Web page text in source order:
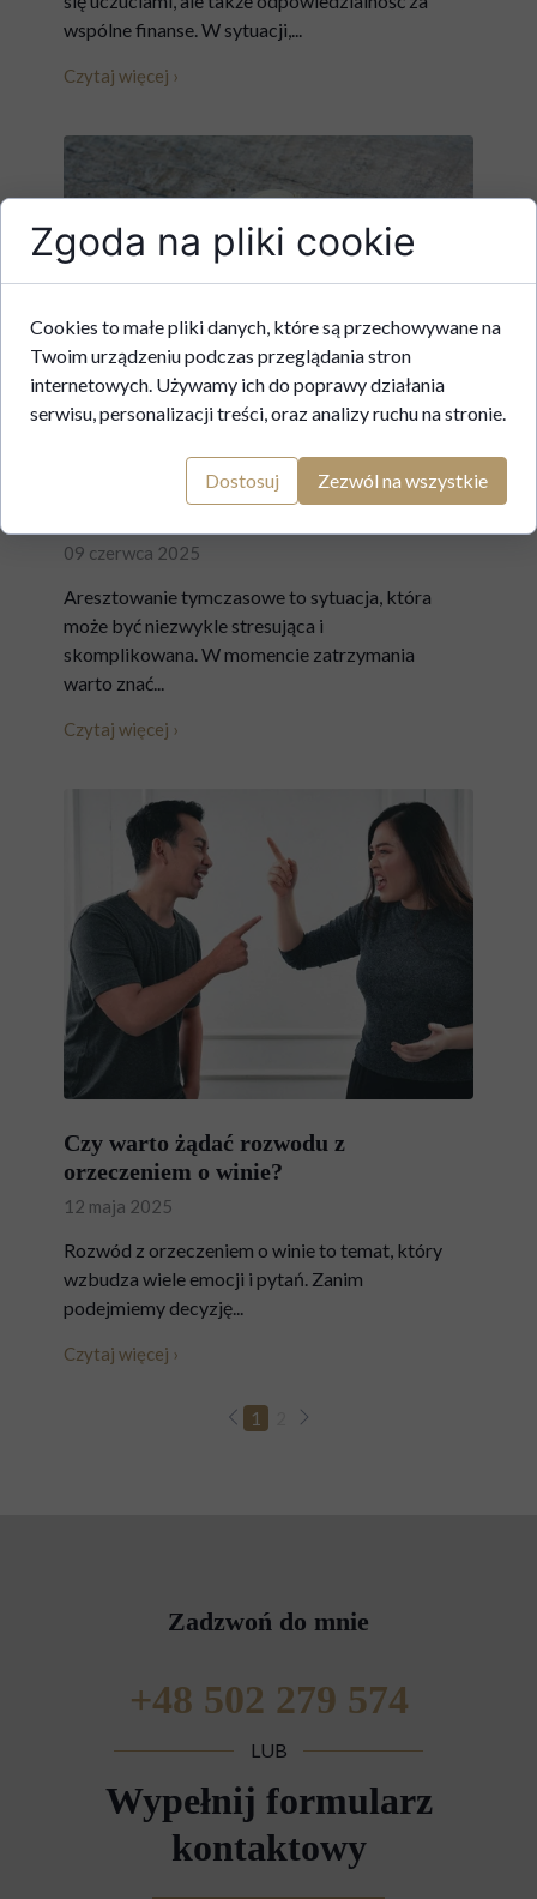
wspólne finanse. W sytuacji,...
Czytaj więcej ›
Co robić w przypadku
09 czerwca 2025
Aresztowanie tymczasowe to sytuacja, która
może być niezwykle stresująca i
skomplikowana. W momencie zatrzymania
warto znać...
Czytaj więcej ›
Czy warto żądać rozwodu z
orzeczeniem o winie?
12 maja 2025
Rozwód z orzeczeniem o winie to temat, który
wzbudza wiele emocji i pytań. Zanim
podejmiemy decyzję...
Czytaj więcej ›
1
Wypełnij formularz
kontaktowy
LUB
+48 502 279 574​
Zadzwoń do mnie
Zgoda na pliki cookie
Cookies to małe pliki danych, które są przechowywane na
Twoim urządzeniu podczas przeglądania stron
internetowych. Używamy ich do poprawy działania
serwisu, personalizacji treści, oraz analizy ruchu na stronie.
Dostosuj Zezwól na wszystkie